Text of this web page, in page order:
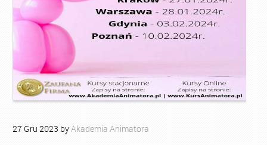
27 Gru 2023 byAkademia Animatora